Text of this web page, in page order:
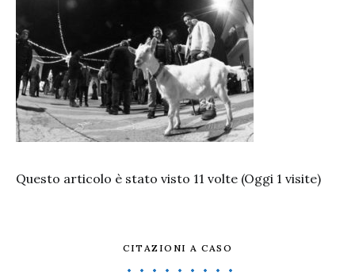
Questo articolo è stato visto 11 volte (Oggi 1 visite)
CITAZIONI A CASO